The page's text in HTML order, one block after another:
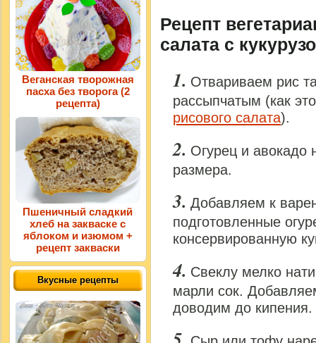
Рецепт
салата с
Отвариваем рис
рассыпчатым (как
рисового салата).
Огурец и авокадо
размера.
Добавляем к
подготовленные
консервированную
Свеклу мелко
марли сок.
доводим до кипения.
Веганская творожная
пасха без творога (2
рецепта)
Пшеничный сладкий
хлеб на закваске с
яблоком и изюмом +
рецепт закваски
Вкусные рецепты